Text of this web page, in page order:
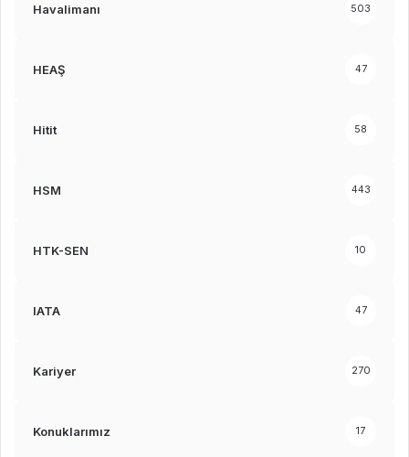
Havalimanı 503
HEAŞ 47
Hitit 58
HSM 443
HTK-SEN 10
IATA 47
Kariyer 270
Konuklarımız 17